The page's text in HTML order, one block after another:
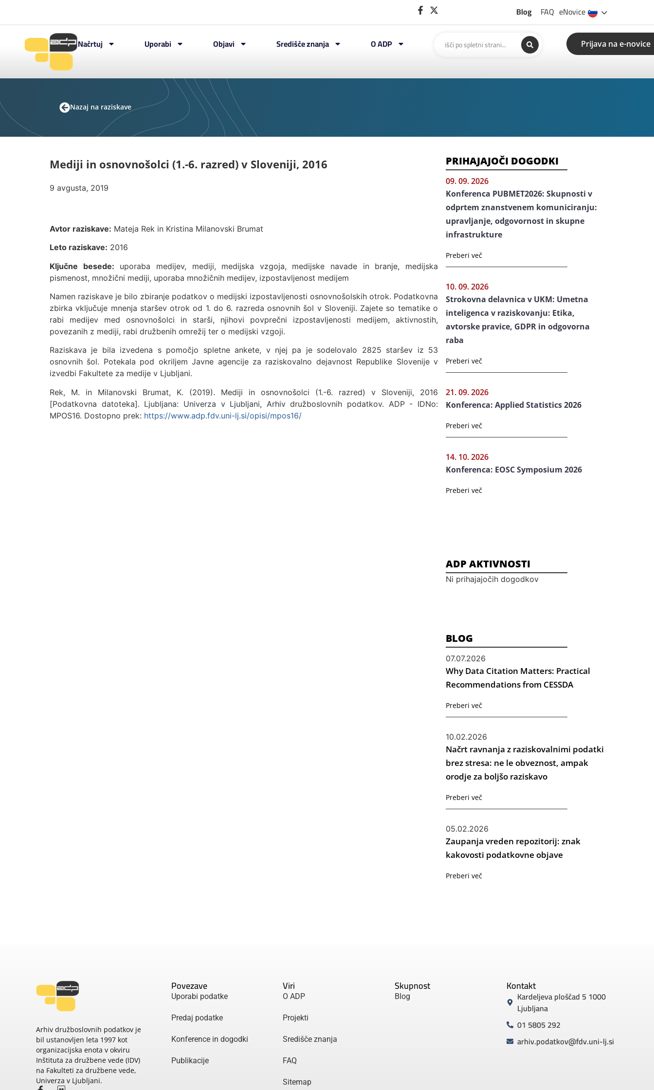
Blog FAQ eNovice
Načrtuj Uporabi Objavi Središče znanja O ADP Prijava na e-novice
Nazaj na raziskave
Mediji in osnovnošolci (1.-6. razred) v Sloveniji, 2016
9 avgusta, 2019
Avtor raziskave: Mateja Rek in Kristina Milanovski Brumat
Leto raziskave: 2016
Ključne besede: uporaba medijev, mediji, medijska vzgoja, medijske navade in branje, medijska
pismenost, množični mediji, uporaba množičnih medijev, izpostavljenost medijem
Namen raziskave je bilo zbiranje podatkov o medijski izpostavljenosti osnovnošolskih otrok. Podatkovna
zbirka vključuje mnenja staršev otrok od 1. do 6. razreda osnovnih šol v Sloveniji. Zajete so tematike o
rabi medijev med osnovnošolci in starši, njihovi povprečni izpostavljenosti medijem, aktivnostih,
povezanih z mediji, rabi družbenih omrežij ter o medijski vzgoji.
Raziskava je bila izvedena s pomočjo spletne ankete, v njej pa je sodelovalo 2825 staršev iz 53
osnovnih šol. Potekala pod okriljem Javne agencije za raziskovalno dejavnost Republike Slovenije v
izvedbi Fakultete za medije v Ljubljani.
Rek, M. in Milanovski Brumat, K. (2019). Mediji in osnovnošolci (1.-6. razred) v Sloveniji, 2016
[Podatkovna datoteka]. Ljubljana: Univerza v Ljubljani, Arhiv družboslovnih podatkov. ADP - IDNo:
MPOS16. Dostopno prek: https://www.adp.fdv.uni-lj.si/opisi/mpos16/
PRIHAJAJOČI DOGODKI
09. 09. 2026
Konferenca PUBMET2026: Skupnosti v
odprtem znanstvenem komuniciranju:
upravljanje, odgovornost in skupne
infrastrukture
Preberi več
10. 09. 2026
Strokovna delavnica v UKM: Umetna
inteligenca v raziskovanju: Etika,
avtorske pravice, GDPR in odgovorna
raba
Preberi več
21. 09. 2026
Konferenca: Applied Statistics 2026
Preberi več
14. 10. 2026
Konferenca: EOSC Symposium 2026
Preberi več
ADP AKTIVNOSTI
Ni prihajajočih dogodkov
BLOG
07.07.2026
Why Data Citation Matters: Practical
Recommendations from CESSDA
Preberi več
10.02.2026
Načrt ravnanja z raziskovalnimi podatki
brez stresa: ne le obveznost, ampak
orodje za boljšo raziskavo
Preberi več
05.02.2026
Zaupanja vreden repozitorij: znak
kakovosti podatkovne objave
Preberi več
Arhiv družboslovnih podatkov je
bil ustanovljen leta 1997 kot
organizacijska enota v okviru
Inštituta za družbene vede (IDV)
na Fakulteti za družbene vede,
Univerza v Ljubljani.
Povezave
Uporabi podatke
Predaj podatke
Konference in dogodki
Publikacije
Viri
O ADP
Projekti
Središče znanja
FAQ
Sitemap
Skupnost
Blog
Kontakt
Kardeljeva ploščad 5 1000
Ljubljana
01 5805 292
arhiv.podatkov@fdv.uni-lj.si